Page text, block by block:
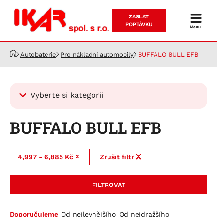
Prodej
servis
akumulátorů
ZASLAT
POPTÁVKU
Menu
Autobaterie Pro nákladní automobily BUFFALO BULL EFB
Vyberte si kategorii
Autobaterie
Pro osobní automobily
RUNNING BULL AGM
RUNNING BULL EFB
Pro nákladní automobily
BUFFALO BULL
BUFFALO BULL EFB
4,997 - 6,885 Kč Zrušit filtr
FILTROVAT
Doporučujeme Od nejlevnějšího Od nejdražšího